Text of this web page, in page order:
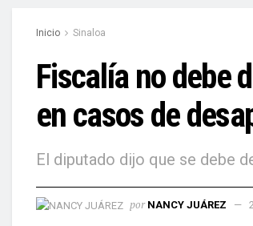
Inicio Sinaloa
Fiscalía no debe
en casos de
El diputado dijo que se debe
por NANCY JUÁREZ